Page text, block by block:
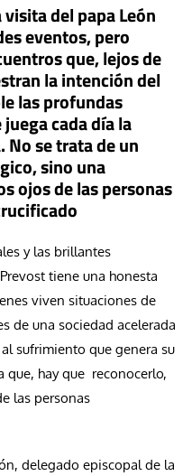
del papa León
eventos, pero
que, lejos de
la intención del
las profundas
cada día la
se trata de un
sino una
ojos de las personas
y las brillantes
tiene una honesta
viven situaciones de
de una sociedad acelerada
sufrimiento que genera su
que, hay que reconocerlo,
las personas
delegado episcopal de la